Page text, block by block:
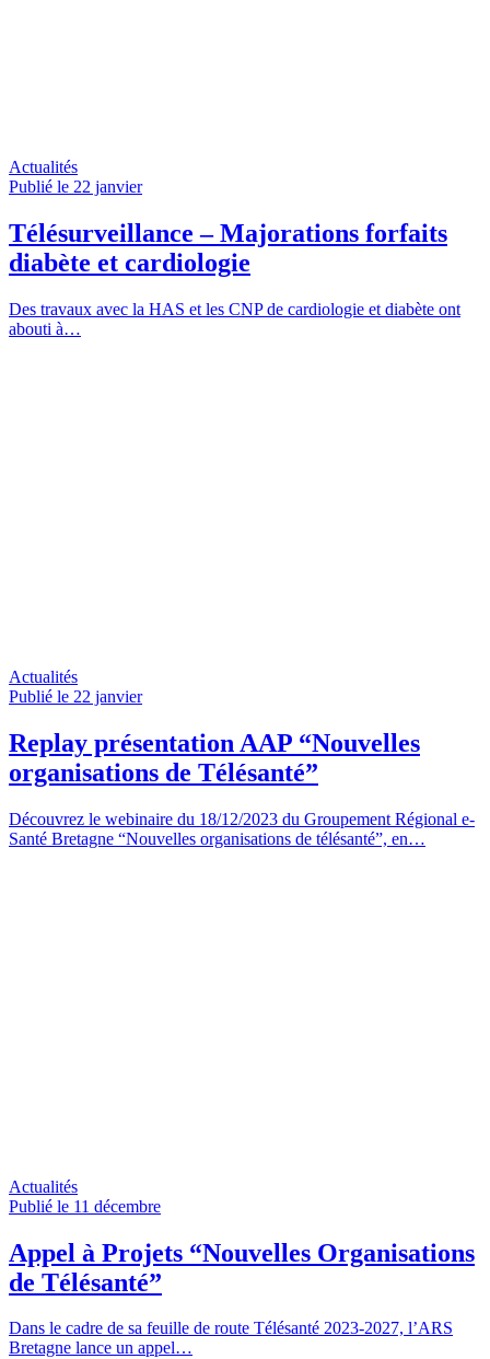
Actualités
Publié le 22 janvier
Télésurveillance – Majorations forfaits
diabète et cardiologie
Des travaux avec la HAS et les CNP de cardiologie et diabète ont
abouti à…
Actualités
Publié le 22 janvier
Replay présentation AAP “Nouvelles
organisations de Télésanté”
Découvrez le webinaire du 18/12/2023 du Groupement Régional e-
Santé Bretagne “Nouvelles organisations de télésanté”, en…
Actualités
Publié le 11 décembre
Appel à Projets “Nouvelles Organisations
de Télésanté”
Dans le cadre de sa feuille de route Télésanté 2023-2027, l’ARS
Bretagne lance un appel…